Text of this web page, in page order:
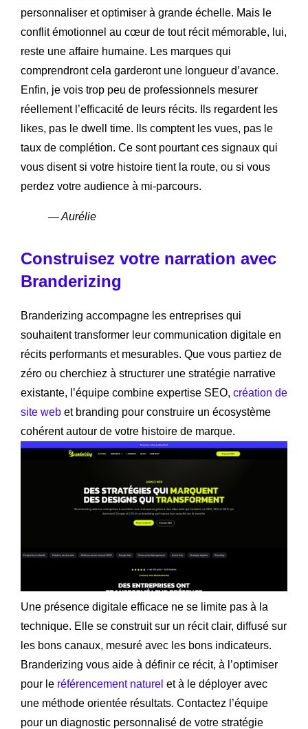
personnaliser et optimiser à grande échelle. Mais le
conflit émotionnel au cœur de tout récit mémorable, lui,
reste une affaire humaine. Les marques qui
comprendront cela garderont une longueur d’avance.
Enfin, je vois trop peu de professionnels mesurer
réellement l’efficacité de leurs récits. Ils regardent les
likes, pas le dwell time. Ils comptent les vues, pas le
taux de complétion. Ce sont pourtant ces signaux qui
vous disent si votre histoire tient la route, ou si vous
perdez votre audience à mi-parcours.
— Aurélie
Construisez votre narration avec
Branderizing
Branderizing accompagne les entreprises qui
souhaitent transformer leur communication digitale en
récits performants et mesurables. Que vous partiez de
zéro ou cherchiez à structurer une stratégie narrative
existante, l’équipe combine expertise SEO, création de
site web et branding pour construire un écosystème
cohérent autour de votre histoire de marque.
Une présence digitale efficace ne se limite pas à la
technique. Elle se construit sur un récit clair, diffusé sur
les bons canaux, mesuré avec les bons indicateurs.
Branderizing vous aide à définir ce récit, à l’optimiser
pour le référencement naturel et à le déployer avec
une méthode orientée résultats. Contactez l’équipe
pour un diagnostic personnalisé de votre stratégie